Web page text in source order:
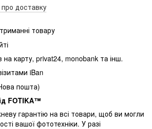
про доставку
товару
на карту, privat24, monobank та інш.
iBan
пошта)
FOTIKA™
гарантію на всі товари, щоб ви могли
вашої фототехніки. У разі